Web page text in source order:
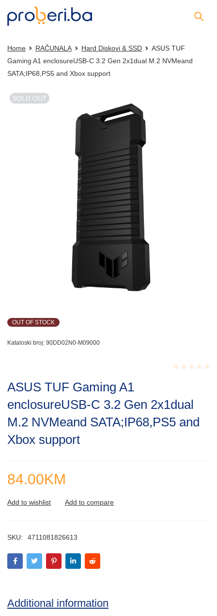
Home RAČUNALA Hard Diskovi & SSD
ASUS TUF
Gaming A1 enclosureUSB-C 3.2 Gen 2x1dual M.2 NVMeand
SATA;IP68,PS5 and Xbox support
SOLD OUT
OUT OF STOCK
Kataloski broj: 90DD02N0-M09000
of
5
ASUS TUF Gaming A1
enclosureUSB-C 3.2 Gen 2x1dual
M.2 NVMeand SATA;IP68,PS5 and
Xbox support
84.00KM
SKU: 4711081826613
Additional information